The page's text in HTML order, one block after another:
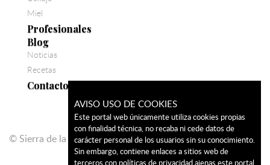
Miel
Profesionales
Blog
Noticias
Recetas
Contacto
© Sierra de la Galana 2026
AVISO USO DE COOKIES
Este portal web únicamente utiliza cookies propias
con finalidad técnica, no recaba ni cede datos de
carácter personal de los usuarios sin su conocimiento.
Sin embargo, contiene enlaces a sitios web de
terceros con políticas de privacidad ajenas este portal